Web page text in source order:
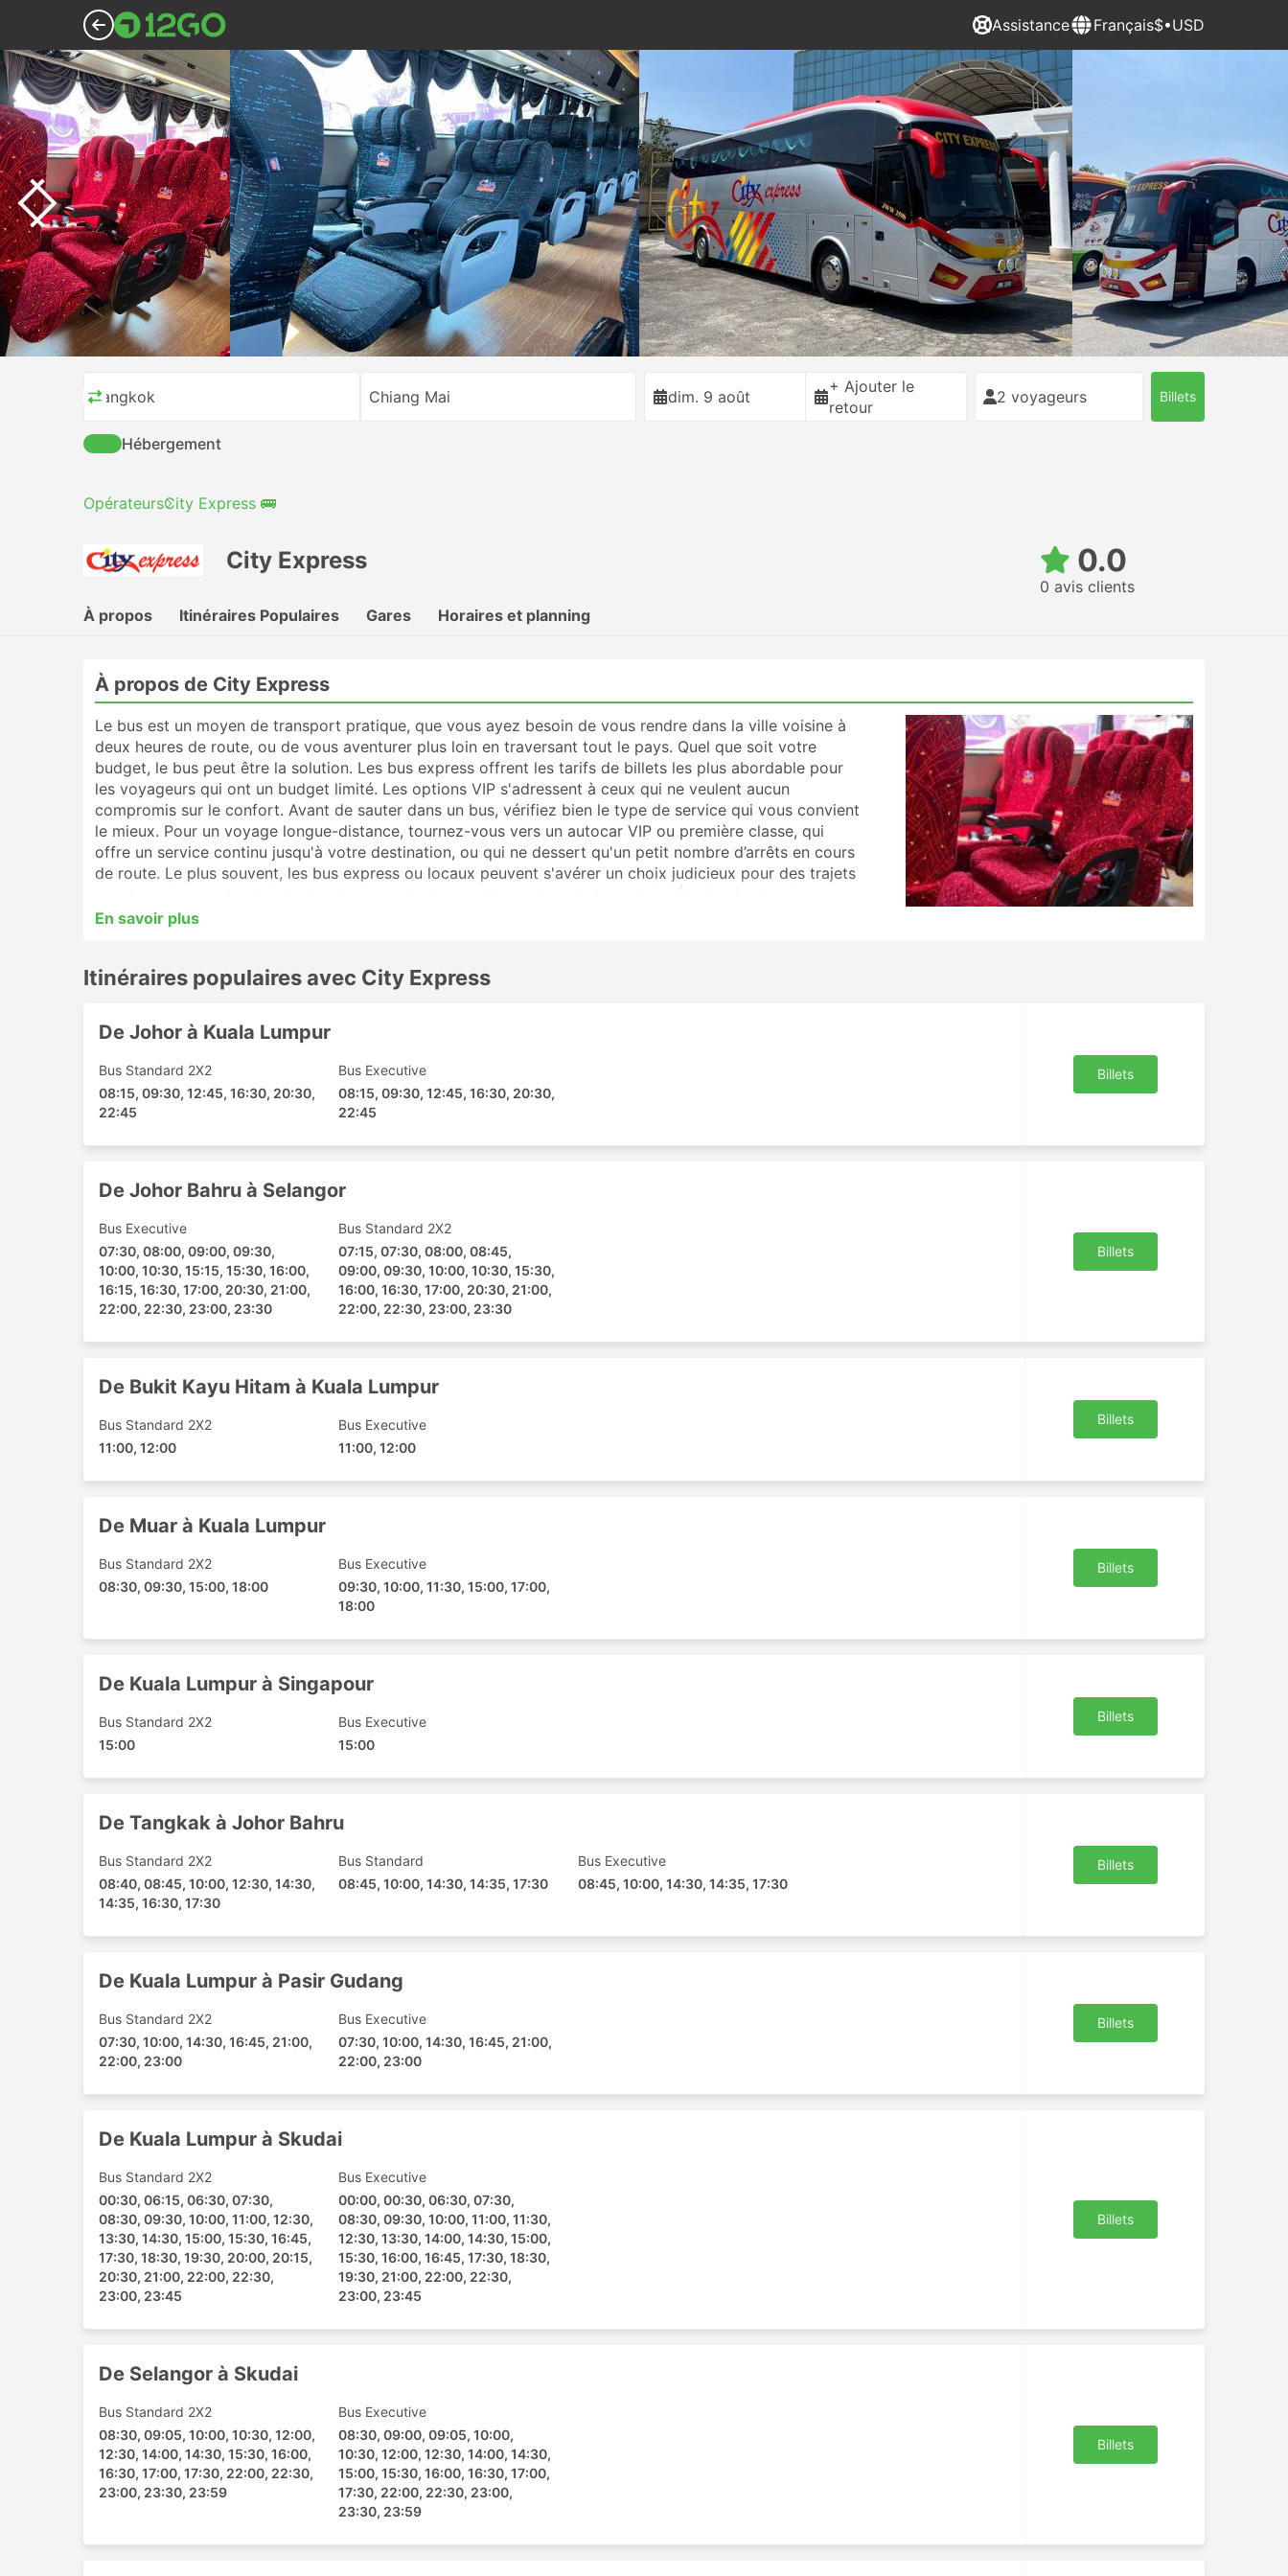
Assistance Français$•USD
Bangkok Chiang Mai dim. 9 août
+ Ajouter le
retour
2 voyageurs Billets
Hébergement
OpérateursCity Express 🚌
City Express 0.0
0 avis clients
À propos
Itinéraires Populaires Gares Horaires et planning
À propos de City Express
Le bus est un moyen de transport pratique, que vous ayez besoin de vous rendre dans la ville voisine à
deux heures de route, ou de vous aventurer plus loin en traversant tout le pays. Quel que soit votre
budget, le bus peut être la solution. Les bus express offrent les tarifs de billets les plus abordable pour
les voyageurs qui ont un budget limité. Les options VIP s'adressent à ceux qui ne veulent aucun
compromis sur le confort. Avant de sauter dans un bus, vérifiez bien le type de service qui vous convient
le mieux. Pour un voyage longue-distance, tournez-vous vers un autocar VIP ou première classe, qui
offre un service continu jusqu'à votre destination, ou qui ne dessert qu'un petit nombre d’arrêts en cours
de route. Le plus souvent, les bus express ou locaux peuvent s'avérer un choix judicieux pour des trajets
avant de partir, car de nombreuses destinations longue-distance sont desservies par des bus de nuit, et
billet et la meilleure classe de bus.
Gares Routières City Express les plus Populaires
Les principales destinations desservies par City Express incluent les villes suivantes :
Terminal Bersepadu Selatan de Kuala Lumpur
Larkin Bus Terminal
Berjaya Times Square
Pasir Gudang
Gare de Hat Yai
Hentian Duta
Changloon
Tangkak
Bukit Kayu Hitam
Shah Alam
Masai
Jitra
Kangar
Taman Ungku Tun Aminah
Alor Setar
Kuala Perlis
Les Meilleures Destinations City Express
Les bus de City Express circulent sur de nombreuses lignes, et voici la liste des plus populaires :
Hat Yai - Kuala Lumpur
Johor Bahru - Kuala Lumpur
Kuala Lumpur - Johor Bahru
Malacca - Selangor
Selangor - Malacca
Kuala Lumpur - Johor
Kuala Lumpur - Singapour
Kuala Lumpur - Skudai
Johor Bahru - Selangor
Selangor - Johor Bahru
Kuala Lumpur - Muar
Muar - Johor Bahru
Johor Bahru - Muar
Kuala Lumpur - Changloon
Selangor - Skudai
Johor Bahru - Tangkak
Pasir Gudang - Kuala Lumpur
Tangkak - Kuala Lumpur
Songkhla - Ipoh
Kuala Lumpur - Alor Setar
Tangkak - Johor Bahru
Songkhla - Kuala Lumpur
En savoir plus
Itinéraires populaires avec City Express
De Johor à Kuala Lumpur
Bus Standard 2X2
08:15, 09:30, 12:45, 16:30, 20:30,
22:45
Bus Executive
08:15, 09:30, 12:45, 16:30, 20:30,
22:45
Billets
De Johor Bahru à Selangor
Bus Executive
07:30, 08:00, 09:00, 09:30,
10:00, 10:30, 15:15, 15:30, 16:00,
16:15, 16:30, 17:00, 20:30, 21:00,
22:00, 22:30, 23:00, 23:30
Bus Standard 2X2
07:15, 07:30, 08:00, 08:45,
09:00, 09:30, 10:00, 10:30, 15:30,
16:00, 16:30, 17:00, 20:30, 21:00,
22:00, 22:30, 23:00, 23:30
Billets
De Bukit Kayu Hitam à Kuala Lumpur
Bus Standard 2X2
11:00, 12:00
Bus Executive
11:00, 12:00
Billets
De Muar à Kuala Lumpur
Bus Standard 2X2
08:30, 09:30, 15:00, 18:00
Bus Executive
09:30, 10:00, 11:30, 15:00, 17:00,
18:00
Billets
De Kuala Lumpur à Singapour
Bus Standard 2X2
15:00
Bus Executive
15:00
Billets
De Tangkak à Johor Bahru
Bus Standard 2X2
08:40, 08:45, 10:00, 12:30, 14:30,
14:35, 16:30, 17:30
Bus Standard
08:45, 10:00, 14:30, 14:35, 17:30
Bus Executive
08:45, 10:00, 14:30, 14:35, 17:30
Billets
De Kuala Lumpur à Pasir Gudang
Bus Standard 2X2
07:30, 10:00, 14:30, 16:45, 21:00,
22:00, 23:00
Bus Executive
07:30, 10:00, 14:30, 16:45, 21:00,
22:00, 23:00
Billets
De Kuala Lumpur à Skudai
Bus Standard 2X2
00:30, 06:15, 06:30, 07:30,
08:30, 09:30, 10:00, 11:00, 12:30,
13:30, 14:30, 15:00, 15:30, 16:45,
17:30, 18:30, 19:30, 20:00, 20:15,
20:30, 21:00, 22:00, 22:30,
23:00, 23:45
Bus Executive
00:00, 00:30, 06:30, 07:30,
08:30, 09:30, 10:00, 11:00, 11:30,
12:30, 13:30, 14:00, 14:30, 15:00,
15:30, 16:00, 16:45, 17:30, 18:30,
19:30, 21:00, 22:00, 22:30,
23:00, 23:45
Billets
De Selangor à Skudai
Bus Standard 2X2
08:30, 09:05, 10:00, 10:30, 12:00,
12:30, 14:00, 14:30, 15:30, 16:00,
16:30, 17:00, 17:30, 22:00, 22:30,
23:00, 23:30, 23:59
Bus Executive
08:30, 09:00, 09:05, 10:00,
10:30, 12:00, 12:30, 14:00, 14:30,
15:00, 15:30, 16:00, 16:30, 17:00,
17:30, 22:00, 22:30, 23:00,
23:30, 23:59
Billets